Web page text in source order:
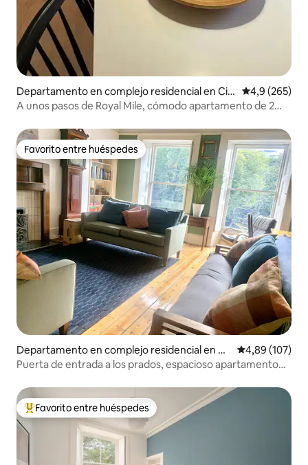
Departamento en complejo residencial en Ciu
dad vieja de Edimburgo
Calificación
4,9 (265)
A unos pasos de Royal Mile, cómodo apartamento de 2
Favorito entre huéspedes
Favorito entre huéspedes
Departamento en complejo residencial en Ne
wington
Calificación
4,89 (107)
Puerta de entrada a los prados, espacioso apartamento
Favorito entre los huéspedes más destacados
Favorito entre huéspedes